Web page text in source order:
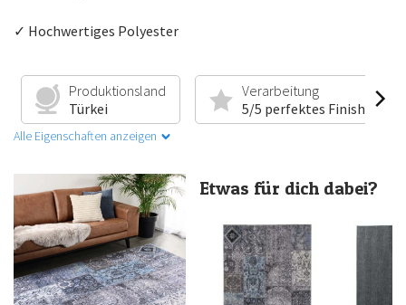
✓ Hochwertiges Polyester
Produktionsland
Türkei
Verarbeitung
5/5 perfektes Finish
Alle Eigenschaften anzeigen
Etwas für dich dabei?